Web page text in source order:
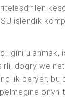
islendik
ulanmak,
dogry we
berýär, bu
oňyn